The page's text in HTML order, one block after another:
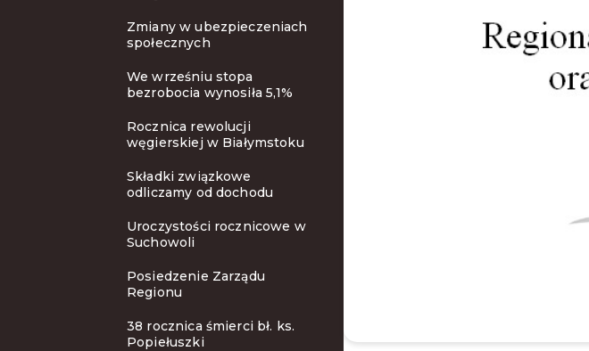
Zmiany w ubezpieczeniach
społecznych
We wrześniu stopa
bezrobocia wynosiła 5,1%
Rocznica rewolucji
węgierskiej w Białymstoku
Składki związkowe
odliczamy od dochodu
Uroczystości rocznicowe w
Suchowoli
Posiedzenie Zarządu
Regionu
38 rocznica śmierci bł. ks.
Popiełuszki